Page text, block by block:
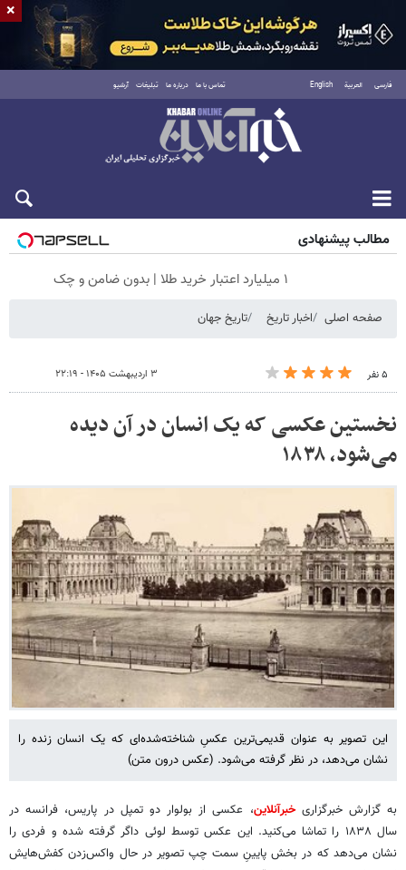
فارسی العربية English تماس با ما درباره ما تبلیغات آرشیو
جمعه ۱۶ مرداد ۱۴۰۵
مطالب پیشنهادی
۱ میلیارد اعتبار خرید طلا | بدون ضامن و چک
صفحه اصلی اخبار تاریخ تاریخ جهان
۵ نفر ۳ اردیبهشت ۱۴۰۵ - ۲۲:۱۹
نخستین عکسی که یک انسان در آن دیده
می‌شود، ۱۸۳۸
این تصویر به‌ عنوان قدیمی‌ترین عکسِ شناخته‌شده‌ای که یک انسان زنده را
نشان می‌دهد، در نظر گرفته می‌شود. (عکس درون متن)
به گزارش خبرگزاریخبرآنلاین، عکسی از بولوار دو تمپل در پاریس، فرانسه در
سال ۱۸۳۸ را تماشا می‌کنید. این عکس توسط لوئی داگر گرفته شده و فردی را
نشان می‌دهد که در بخش پایینِ سمت چپ تصویر در حال واکس‌زدن کفش‌هایش
×